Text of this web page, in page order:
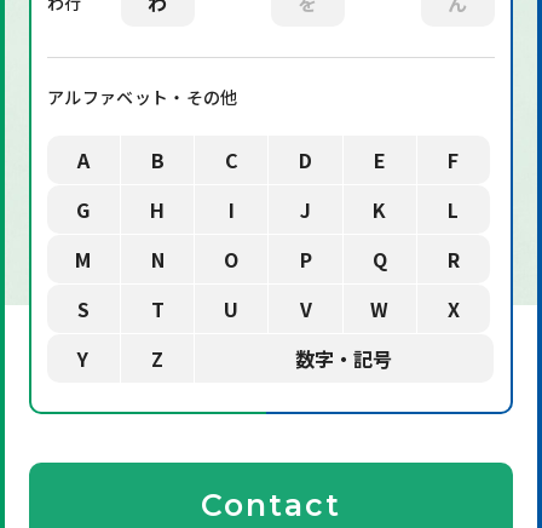
アルファベット・その他
A B C D E
F
G
H I J K
L
M
N O P Q
R
S
T U V W
X
Y
Z 数字・記号
Contact